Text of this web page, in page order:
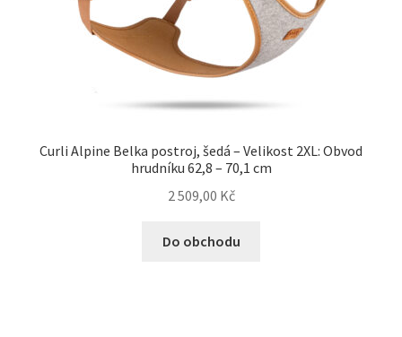
Kočičí toalety
N&D Farmina pro kočky — Italské holistic krmivo
Curli Alpine Belka postroj, šedá – Velikost 2XL: Obvod
hrudníku 62,8 – 70,1 cm
2 509,00 Kč
Do obchodu